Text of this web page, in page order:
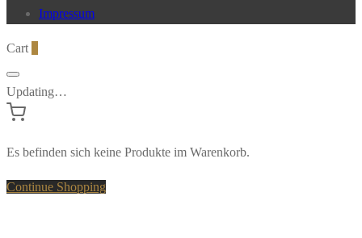
Impressum
Cart
Updating…
Es befinden sich keine Produkte im Warenkorb.
Continue Shopping